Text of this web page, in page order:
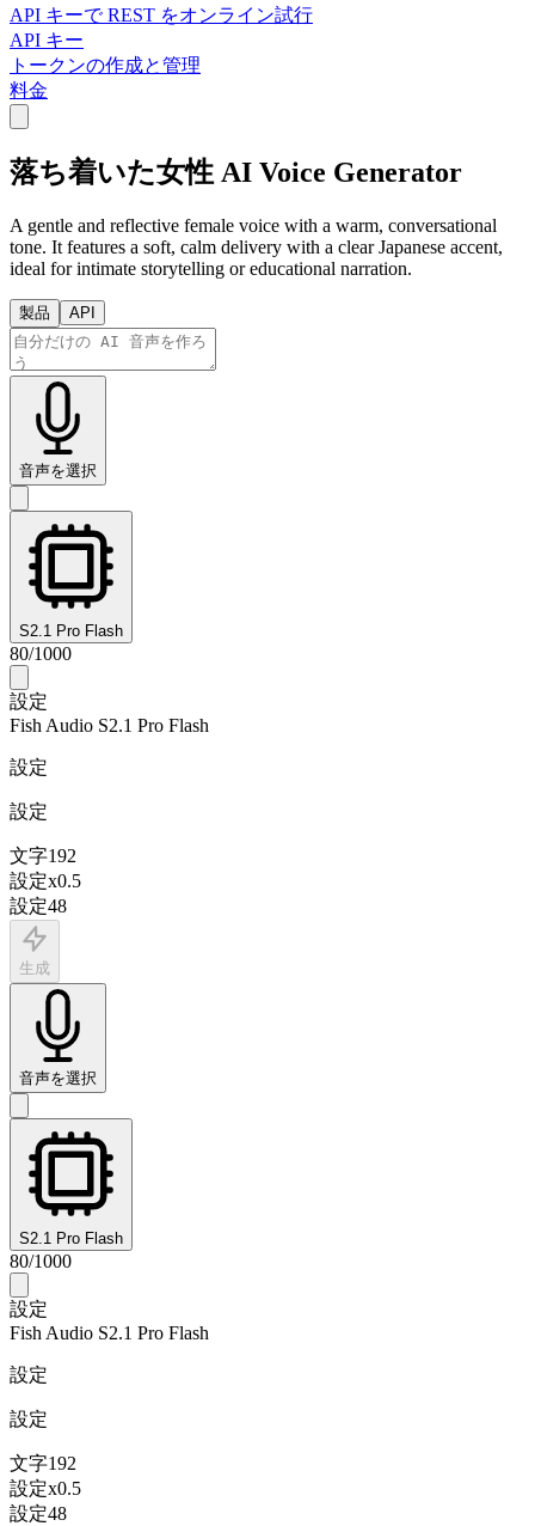
API キーで REST をオンライン試行
API キー
トークンの作成と管理
料金
落ち着いた女性 AI Voice Generator
A gentle and reflective female voice with a warm, conversational
tone. It features a soft, calm delivery with a clear Japanese accent,
ideal for intimate storytelling or educational narration.
製品 API
音声を選択
S2.1 Pro Flash
80/1000
設定
Fish Audio S2.1 Pro Flash
設定
設定
文字192
設定x0.5
設定48
生成
音声を選択
S2.1 Pro Flash
80/1000
設定
Fish Audio S2.1 Pro Flash
設定
設定
文字192
設定x0.5
設定48